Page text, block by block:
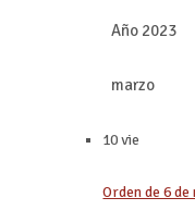
Año 2023
marzo
10 vie
Orden de 6